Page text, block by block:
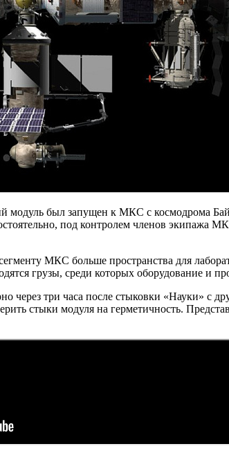
модуль был запущен к МКС с космодрома
под контролем членов экипажа
МКС больше пространства для
грузы, среди которых оборудование и
через три часа после стыковки «Науки» с
стыки модуля на герметичность.